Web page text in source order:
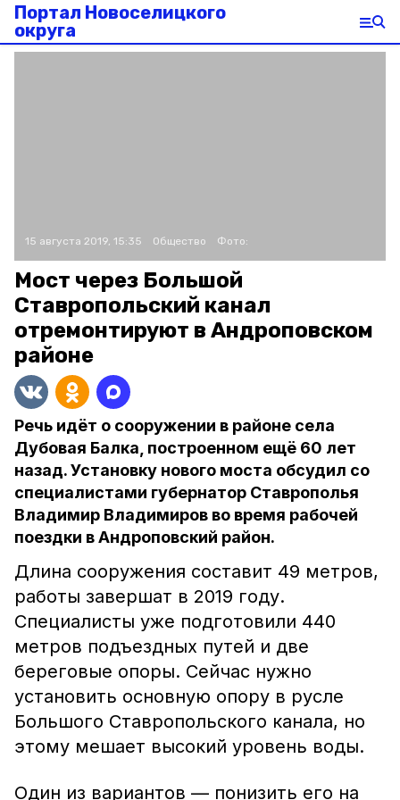
Портал Новоселицкого
округа
15 августа 2019, 15:35 Общество Фото:
Мост через Большой
Ставропольский канал
отремонтируют в Андроповском
районе
Речь идёт о сооружении в районе села
Дубовая Балка, построенном ещё 60 лет
назад. Установку нового моста обсудил со
специалистами губернатор Ставрополья
Владимир Владимиров во время рабочей
поездки в Андроповский район.
Длина сооружения составит 49 метров,
работы завершат в 2019 году.
Специалисты уже подготовили 440
метров подъездных путей и две
береговые опоры. Сейчас нужно
установить основную опору в русле
Большого Ставропольского канала, но
этому мешает высокий уровень воды.
Один из вариантов — понизить его на